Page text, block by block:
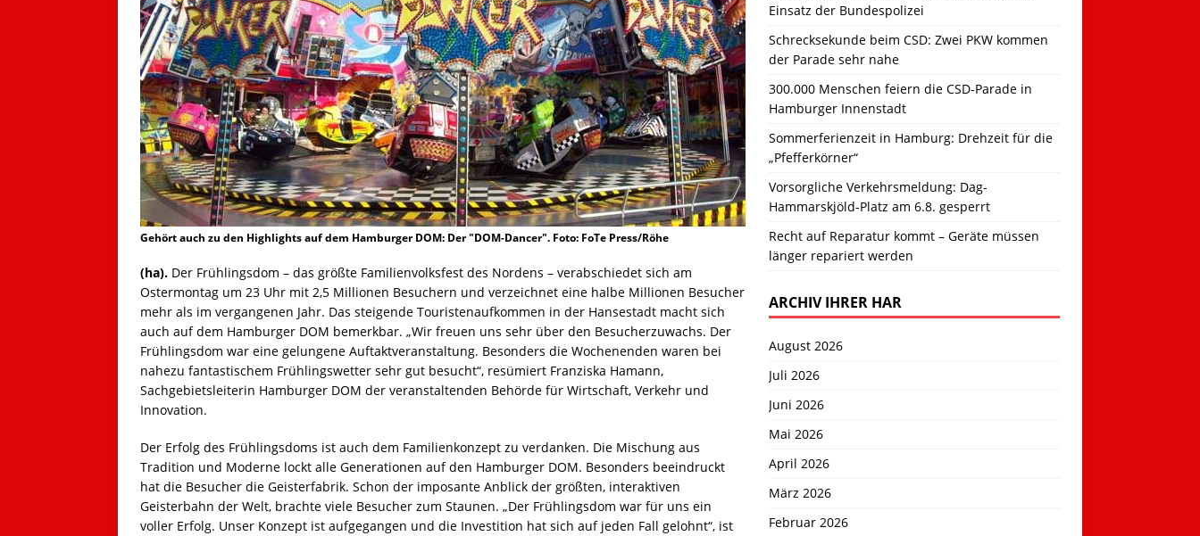
Gehört auch zu den Highlights auf dem Hamburger DOM: Der "DOM-Dancer". Foto: FoTe Press/Röhe
(ha). Der Frühlingsdom – das größte Familienvolksfest des Nordens – verabschiedet sich am
Ostermontag um 23 Uhr mit 2,5 Millionen Besuchern und verzeichnet eine halbe Millionen Besucher
mehr als im vergangenen Jahr. Das steigende Touristenaufkommen in der Hansestadt macht sich
auch auf dem Hamburger DOM bemerkbar. „Wir freuen uns sehr über den Besucherzuwachs. Der
Frühlingsdom war eine gelungene Auftaktveranstaltung. Besonders die Wochenenden waren bei
nahezu fantastischem Frühlingswetter sehr gut besucht“, resümiert Franziska Hamann,
Sachgebietsleiterin Hamburger DOM der veranstaltenden Behörde für Wirtschaft, Verkehr und
Innovation.
Der Erfolg des Frühlingsdoms ist auch dem Familienkonzept zu verdanken. Die Mischung aus
Tradition und Moderne lockt alle Generationen auf den Hamburger DOM. Besonders beeindruckt
hat die Besucher die Geisterfabrik. Schon der imposante Anblick der größten, interaktiven
Geisterbahn der Welt, brachte viele Besucher zum Staunen. „Der Frühlingsdom war für uns ein
voller Erfolg. Unser Konzept ist aufgegangen und die Investition hat sich auf jeden Fall gelohnt“, ist
Einsatz der Bundespolizei
Schrecksekunde beim CSD: Zwei PKW kommen
der Parade sehr nahe
300.000 Menschen feiern die CSD-Parade in
Hamburger Innenstadt
Sommerferienzeit in Hamburg: Drehzeit für die
„Pfefferkörner“
Vorsorgliche Verkehrsmeldung: Dag-
Hammarskjöld-Platz am 6.8. gesperrt
Recht auf Reparatur kommt – Geräte müssen
länger repariert werden
ARCHIV IHRER HAR
August 2026
Juli 2026
Juni 2026
Mai 2026
April 2026
März 2026
Februar 2026